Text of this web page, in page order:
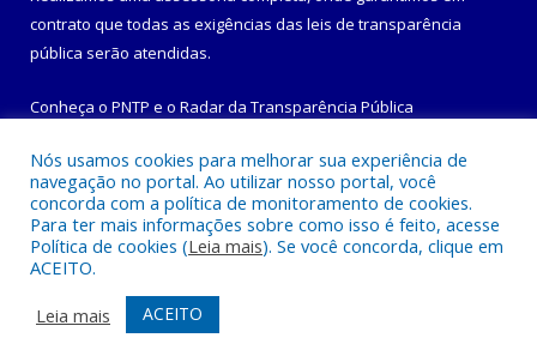
contrato que todas as exigências das leis de transparência
pública serão atendidas.
Conheça o PNTP e o Radar da Transparência Pública
Todos os direitos reservados a Prefeitura Municipal de
Maracanã.
Mapa do Site
Acessar Área Administrativa
Acessar Webmail
Nós usamos cookies para melhorar sua experiência de
navegação no portal. Ao utilizar nosso portal, você
concorda com a política de monitoramento de cookies.
Para ter mais informações sobre como isso é feito, acesse
Política de cookies (Leia mais). Se você concorda, clique em
ACEITO.
Leia mais
ACEITO